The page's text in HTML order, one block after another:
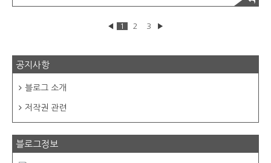
1. 자동차 운전자를 위한 운전자 보험이란? 요즘에는 자신의 차량외에
우 해당 차량이 운전자 본인만 보험을 들어놨거나 했을경우에는 차량 사
고가 발생하게 되면 차량사고발생비용이 전적으로 운전자에게 몰리게
◀ 1 2 3 ▶
공지사항
블로그 소개
저작권 관련
블로그정보